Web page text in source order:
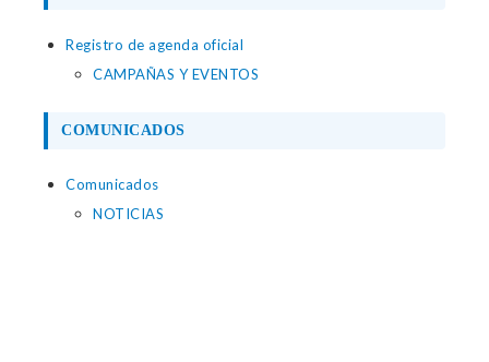
Registro de agenda oficial
CAMPAÑAS Y EVENTOS
COMUNICADOS
Comunicados
NOTICIAS